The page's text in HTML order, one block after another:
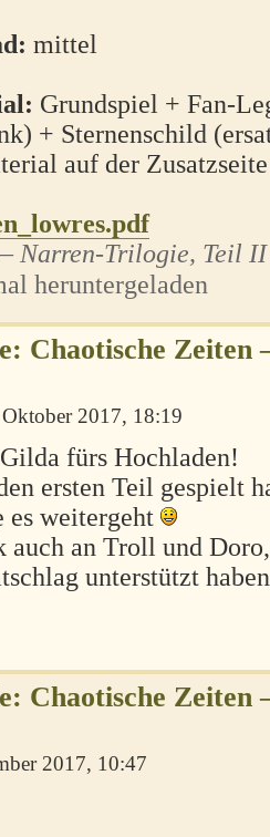
mittel
Grundspiel + Fan-
+ Sternenschild
auf der
Narren-Trilogie, Teil II
heruntergeladen
Chaotische Zeiten
2017, 18:19
fürs Hochladen!
ersten Teil gespielt
es weitergeht
auch an Troll und
unterstützt
Chaotische Zeiten
2017, 10:47